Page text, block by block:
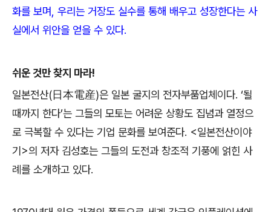
화를 보며, 우리는 거장도 실수를 통해 배우고 성장한다는 사
실에서 위안을 얻을 수 있다.
쉬운 것만 찾지 마라!
일본전산(日本電産)은 일본 굴지의 전자부품업체이다. ‘될
때까지 한다’는 그들의 모토는 어려운 상황도 집념과 열정으
로 극복할 수 있다는 기업 문화를 보여준다. <일본전산이야
기 >의 저자 김성호는 그들의 도전과 창조적 기풍에 얽힌 사
례를 소개하고 있다.